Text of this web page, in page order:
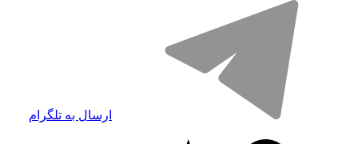
ارسال به تلگرام